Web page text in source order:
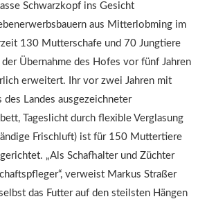
Schwarzkopf ins Gesicht
aus Mitterlobming im
130 Mutterschafe und 70 Jungtiere
Übernahme des Hofes vor fünf Jahren
erweitert. Ihr vor zwei Jahren mit
Landes ausgezeichneter
Tageslicht durch flexible Verglasung
Frischluft) ist für 150 Muttertiere
„Als Schafhalter und Züchter
verweist Markus Straßer
das Futter auf den steilsten Hängen